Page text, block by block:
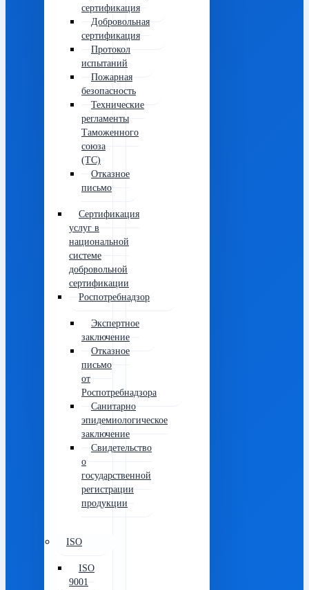
сертификация
Добровольная
сертификация
Протокол
испытаний
Пожарная
безопасность
Технические
регламенты
Таможенного
союза
(ТС)
Отказное
письмо
Сертификация
услуг в
национальной
системе
добровольной
сертификации
Роспотребнадзор
Экспертное
заключение
Отказное
письмо
от
Роспотребнадзора
Санитарно
эпидемиологическое
заключение
Свидетельство
о
государственной
регистрации
продукции
ISO
ISO
9001